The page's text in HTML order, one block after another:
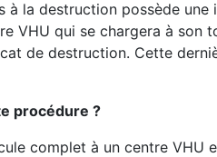
à la destruction possède
VHU qui se chargera à son
de destruction. Cette
procédure ?
complet à un centre VHU